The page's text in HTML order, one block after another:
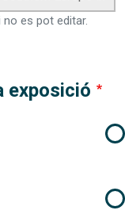
es pot editar.
exposició